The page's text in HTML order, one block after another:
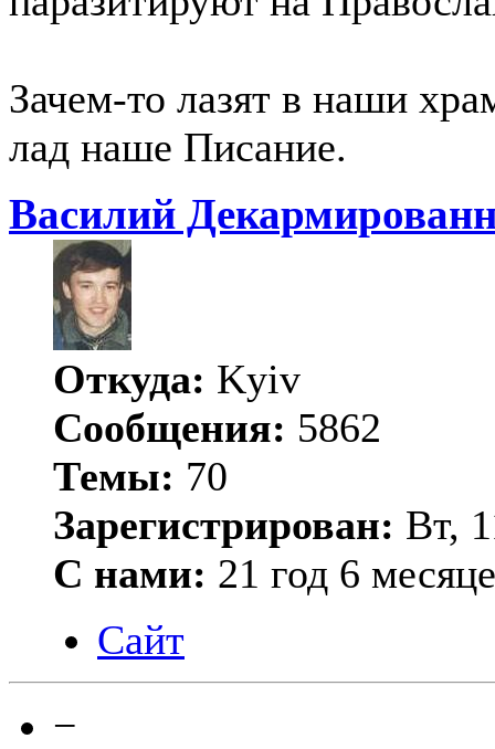
Зачем-то лазят в наши
лад наше Писание.
Василий
Откуда: Kyiv
Сообщения: 5862
Темы: 70
Зарегистрирован: Вт,
С нами: 21 год 6
Сайт
−